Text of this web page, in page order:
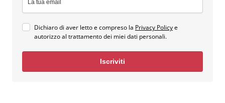
Dichiaro di aver letto e compreso la Privacy Policye
autorizzo al trattamento dei miei dati personali.
Iscriviti